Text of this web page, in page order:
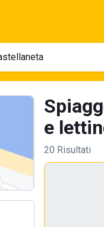
e
20 Risultati